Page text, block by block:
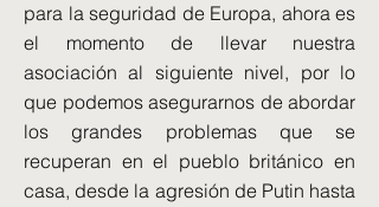
para la seguridad de Europa, ahora es
el momento de llevar nuestra
asociación al siguiente nivel, por lo
que podemos asegurarnos de abordar
los grandes problemas que se
recuperan en el pueblo británico en
casa, desde la agresión de Putin hasta